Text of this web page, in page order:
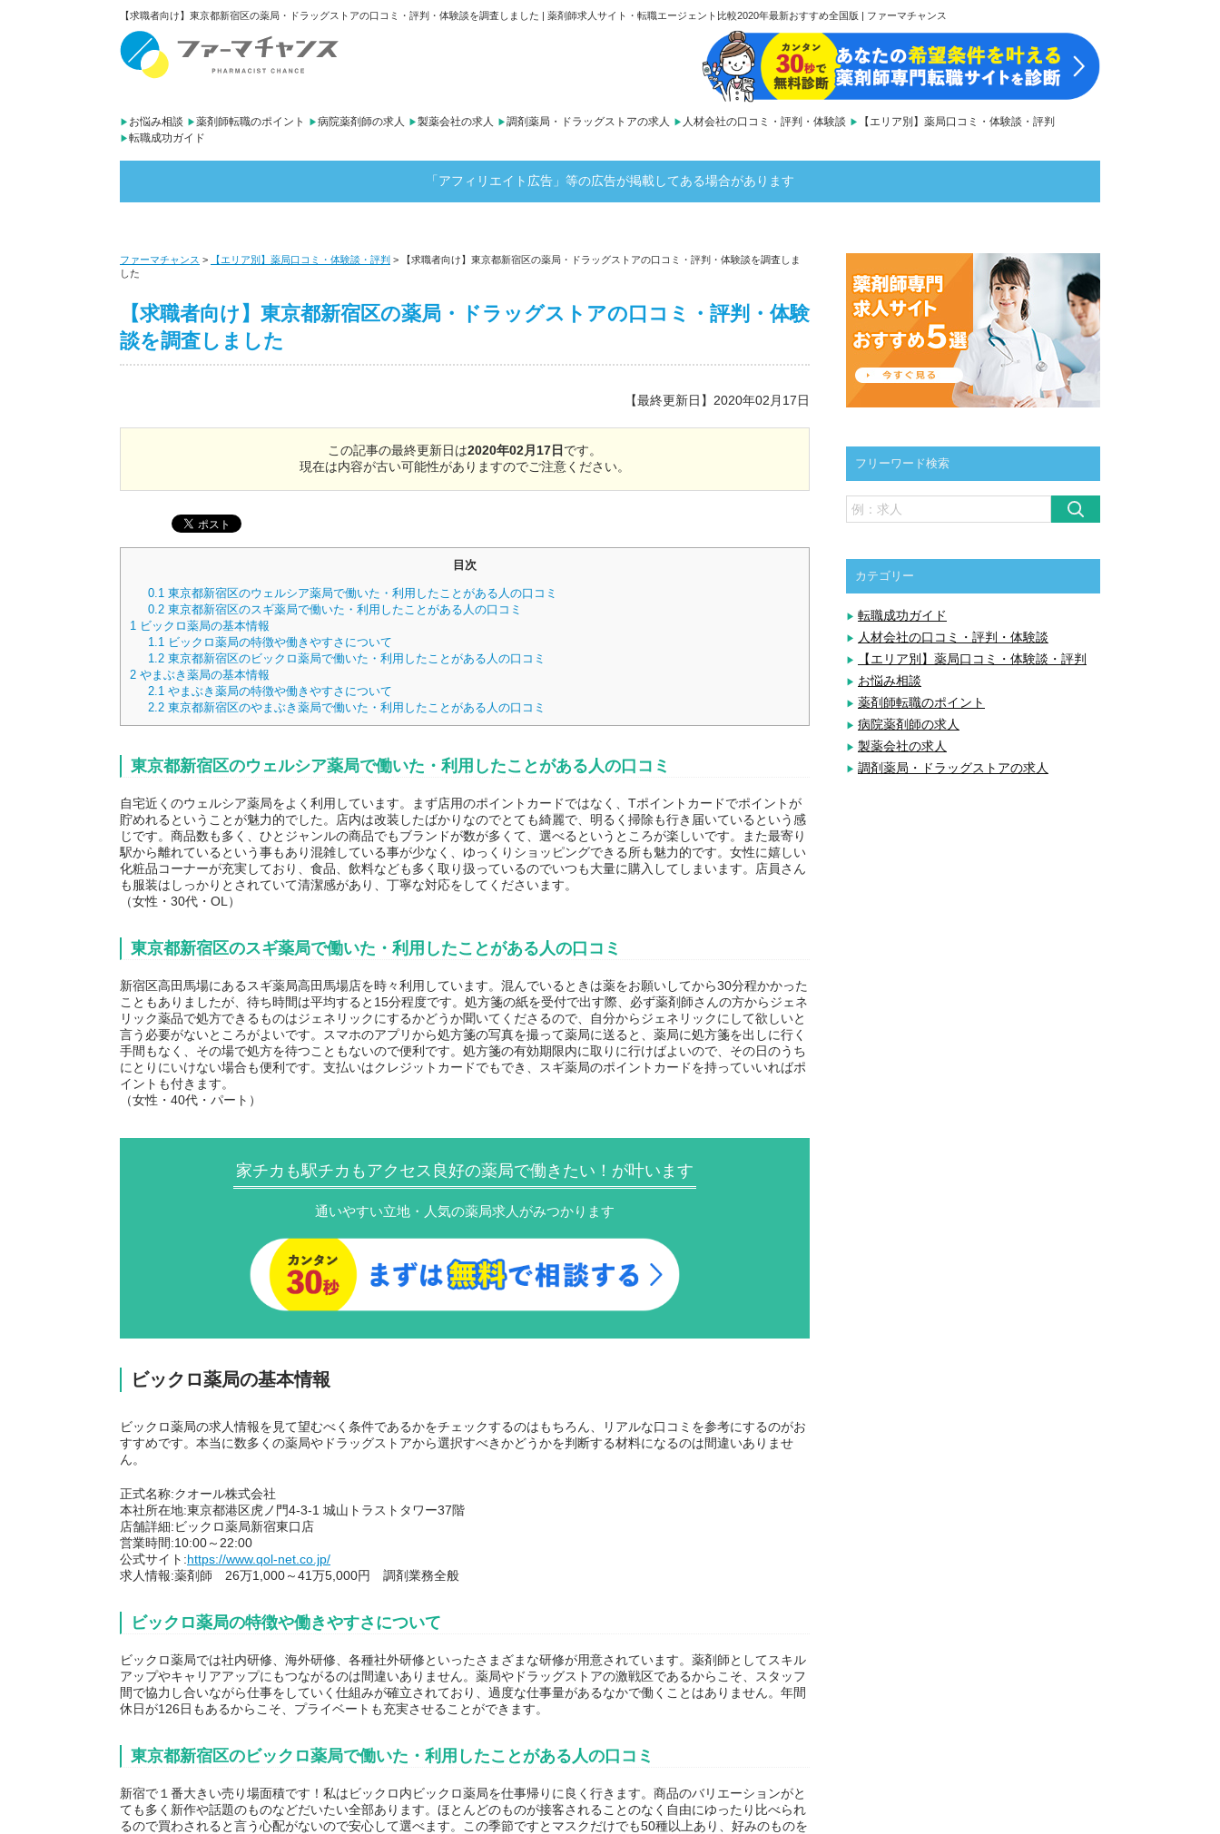
【求職者向け】東京都新宿区の薬局・ドラッグストアの口コミ・評判・体験談を調査しました | 薬剤師求人サイト・転職エージェント比較2020年最新おすすめ全国版 | ファーマチャンス
お悩み相談 薬剤師転職のポイント 病院薬剤師の求人 製薬会社の求人 調剤薬局・ドラッグストアの求人 人材会社の口コミ・評判・体験談
【エリア別】薬局口コミ・体験談・評判
転職成功ガイド
「アフィリエイト広告」等の広告が掲載してある場合があります
ファーマチャンス > 【エリア別】薬局口コミ・体験談・評判 >
【求職者向け】東京都新宿区の薬局・ドラッグストアの口コミ・評判・体験談を調査しま
した
【求職者向け】東京都新宿区の薬局・ドラッグストアの口コミ・評判・体験
談を調査しました
【最終更新日】2020年02月17日
この記事の最終更新日は2020年02月17日 です。
現在は内容が古い可能性がありますのでご注意ください。
目次
0.1東京都新宿区のウェルシア薬局で働いた・利用したことがある人の口コミ
0.2東京都新宿区のスギ薬局で働いた・利用したことがある人の口コミ
1 ビックロ薬局の基本情報
1.1ビックロ薬局の特徴や働きやすさについて
1.2東京都新宿区のビックロ薬局で働いた・利用したことがある人の口コミ
2 やまぶき薬局の基本情報
2.1やまぶき薬局の特徴や働きやすさについて
2.2東京都新宿区のやまぶき薬局で働いた・利用したことがある人の口コミ
東京都新宿区のウェルシア薬局で働いた・利用したことがある人の口コミ
自宅近くのウェルシア薬局をよく利用しています。まず店用のポイントカードではなく、Tポイントカードでポイントが
貯めれるということが魅力的でした。店内は改装したばかりなのでとても綺麗で、明るく掃除も行き届いているという感
じです。商品数も多く、ひとジャンルの商品でもブランドが数が多くて、選べるというところが楽しいです。また最寄り
駅から離れているという事もあり混雑している事が少なく、ゆっくりショッピングできる所も魅力的です。女性に嬉しい
化粧品コーナーが充実しており、食品、飲料なども多く取り扱っているのでいつも大量に購入してしまいます。店員さん
も服装はしっかりとされていて清潔感があり、丁寧な対応をしてくださいます。
（女性・30代・OL）
東京都新宿区のスギ薬局で働いた・利用したことがある人の口コミ
新宿区高田馬場にあるスギ薬局高田馬場店を時々利用しています。混んでいるときは薬をお願いしてから30分程かかった
こともありましたが、待ち時間は平均すると15分程度です。処方箋の紙を受付で出す際、必ず薬剤師さんの方からジェネ
リック薬品で処方できるものはジェネリックにするかどうか聞いてくださるので、自分からジェネリックにして欲しいと
言う必要がないところがよいです。スマホのアプリから処方箋の写真を撮って薬局に送ると、薬局に処方箋を出しに行く
手間もなく、その場で処方を待つこともないので便利です。処方箋の有効期限内に取りに行けばよいので、その日のうち
にとりにいけない場合も便利です。支払いはクレジットカードでもでき、スギ薬局のポイントカードを持っていいればポ
イントも付きます。
（女性・40代・パート）
家チカも駅チカもアクセス良好の薬局で働きたい！が叶います
通いやすい立地・人気の薬局求人がみつかります
ビックロ薬局の基本情報
ビックロ薬局の求人情報を見て望むべく条件であるかをチェックするのはもちろん、リアルな口コミを参考にするのがお
すすめです。本当に数多くの薬局やドラッグストアから選択すべきかどうかを判断する材料になるのは間違いありませ
ん。
正式名称:クオール株式会社
本社所在地:東京都港区虎ノ門4-3-1 城山トラストタワー37階
店舗詳細:ビックロ薬局新宿東口店
営業時間:10:00～22:00
公式サイト:https://www.qol-net.co.jp/
求人情報:薬剤師 26万1,000～41万5,000円 調剤業務全般
ビックロ薬局の特徴や働きやすさについて
ビックロ薬局では社内研修、海外研修、各種社外研修といったさまざまな研修が用意されています。薬剤師としてスキル
アップやキャリアアップにもつながるのは間違いありません。薬局やドラッグストアの激戦区であるからこそ、スタッフ
間で協力し合いながら仕事をしていく仕組みが確立されており、過度な仕事量があるなかで働くことはありません。年間
休日が126日もあるからこそ、プライベートも充実させることができます。
東京都新宿区のビックロ薬局で働いた・利用したことがある人の口コミ
新宿で１番大きい売り場面積です！私はビックロ内ビックロ薬局を仕事帰りに良く行きます。商品のバリエーションがと
ても多く新作や話題のものなどだいたい全部あります。ほとんどのものが接客されることのなく自由にゆったり比べられ
るので買わされると言う心配がないので安心して選べます。この季節ですとマスクだけでも50種以上あり、好みのものを
フリーワード検索
カテゴリー
転職成功ガイド
人材会社の口コミ・評判・体験談
【エリア別】薬局口コミ・体験談・評判
お悩み相談
薬剤師転職のポイント
病院薬剤師の求人
製薬会社の求人
調剤薬局・ドラッグストアの求人